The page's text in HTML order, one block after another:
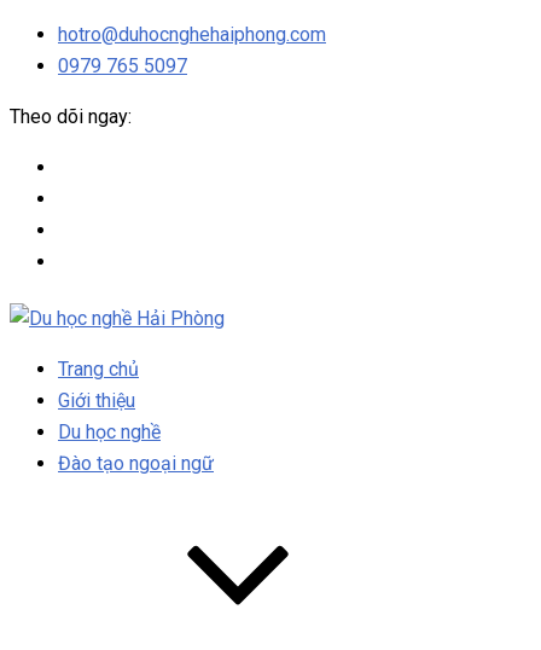
hotro@duhocnghehaiphong.com
0979 765 5097
Theo dõi ngay:
Trang chủ
Giới thiệu
Du học nghề
Đào tạo ngoại ngữ